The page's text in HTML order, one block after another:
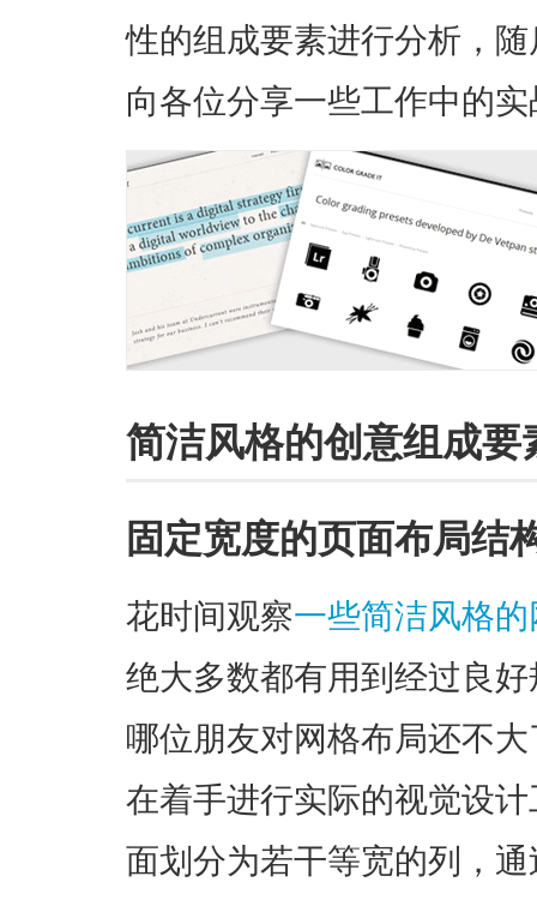
性的组成要素进行分析，
向各位分享一些工作中的
简洁风格的创意组成要
固定宽度的页面布局结
花时间观察一些简洁风格
绝大多数都有用到经过良
哪位朋友对网格布局还不
在着手进行实际的视觉设
面划分为若干等宽的列，